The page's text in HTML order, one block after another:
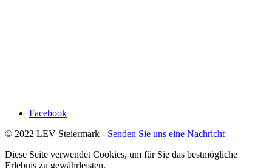
Facebook
© 2022 LEV Steiermark - Senden Sie uns eine Nachricht
Diese Seite verwendet Cookies, um für Sie das bestmögliche
Erlebnis zu gewährleisten.